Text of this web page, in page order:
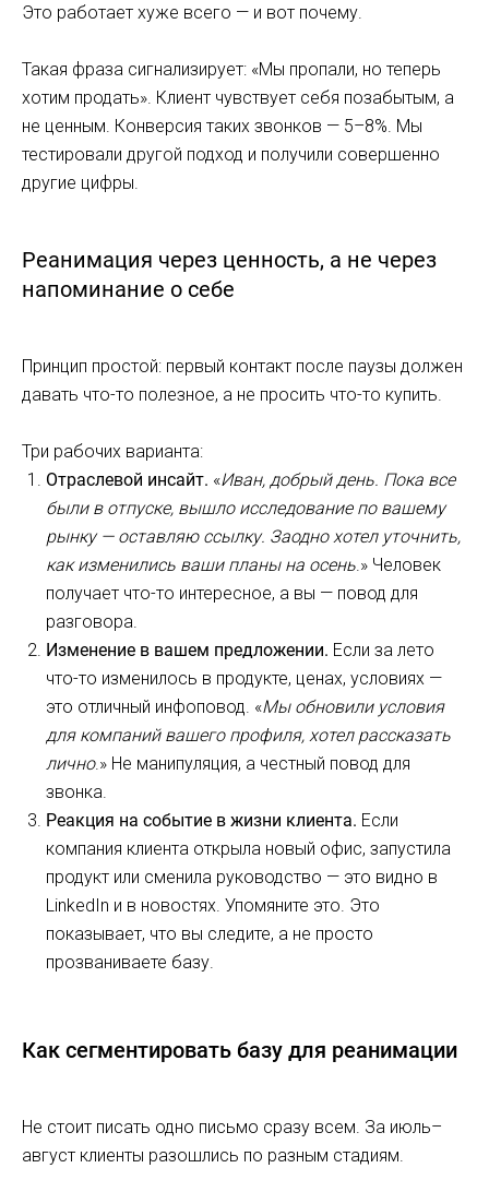
Это работает хуже всего — и вот почему.
Такая фраза сигнализирует: «Мы пропали, но теперь
хотим продать». Клиент чувствует себя позабытым, а
не ценным. Конверсия таких звонков — 5–8%. Мы
тестировали другой подход и получили совершенно
другие цифры.
Реанимация через ценность, а не через
напоминание о себе
Принцип простой: первый контакт после паузы должен
давать что-то полезное, а не просить что-то купить.
Три рабочих варианта:
Отраслевой инсайт. «Иван, добрый день. Пока все
были в отпуске, вышло исследование по вашему
рынку — оставляю ссылку. Заодно хотел уточнить,
как изменились ваши планы на осень.» Человек
получает что-то интересное, а вы — повод для
разговора.
Изменение в вашем предложении. Если за лето
что-то изменилось в продукте, ценах, условиях —
это отличный инфоповод. «Мы обновили условия
для компаний вашего профиля, хотел рассказать
лично.» Не манипуляция, а честный повод для
звонка.
Реакция на событие в жизни клиента. Если
компания клиента открыла новый офис, запустила
продукт или сменила руководство — это видно в
LinkedIn и в новостях. Упомяните это. Это
показывает, что вы следите, а не просто
прозваниваете базу.
Как сегментировать базу для реанимации
Не стоит писать одно письмо сразу всем. За июль–
август клиенты разошлись по разным стадиям.